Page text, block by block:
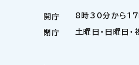
開庁 8時30分から17
閉庁 土曜日・日曜日